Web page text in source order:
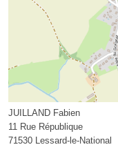
JUILLAND Fabien
11 Rue République
71530 Lessard-le-National